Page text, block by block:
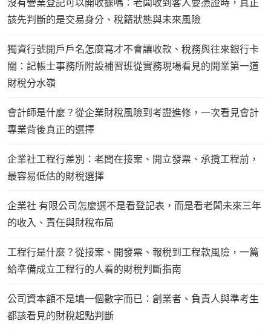
該先判斷的是交易身分、稅籍狀態與未來風險
獨資行號開戶戶名怎麼寫才不會讓收款、稅務與往來銀行卡
關：記帳士事務所附設補習班從實務現場看見的開業第一道
財稅分水嶺
會計師是什麼？從企業財稅風險到考證進修，一次看見會計
專業背後真正的選擇
企業社工程行差別：老闆在接案、開立發票、承攬工程前，
最容易低估的財稅選擇
企業社 有限公司怎麼選不是看登記表，而是看老闆未來三年
的收入、責任與財稅布局
工程行是什麼？從接案、開發票、報稅到工程款風險，一篇
給準備成立工程行的人看的財稅判斷指南
公司資本額不是填一個數字而已：創業者、負責人與準考生
都該看見的財稅起點判斷